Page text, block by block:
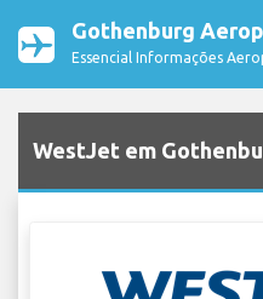
Gothenburg
Essencial Informações
WestJet em